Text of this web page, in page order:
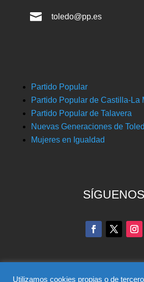
 toledo@pp.es
Partido Popular
Partido Popular de Castilla-La
Partido Popular de Talavera
Nuevas Generaciones de
Mujeres en Igualdad
SÍGUENOS
Utilizamos cookies propias o de